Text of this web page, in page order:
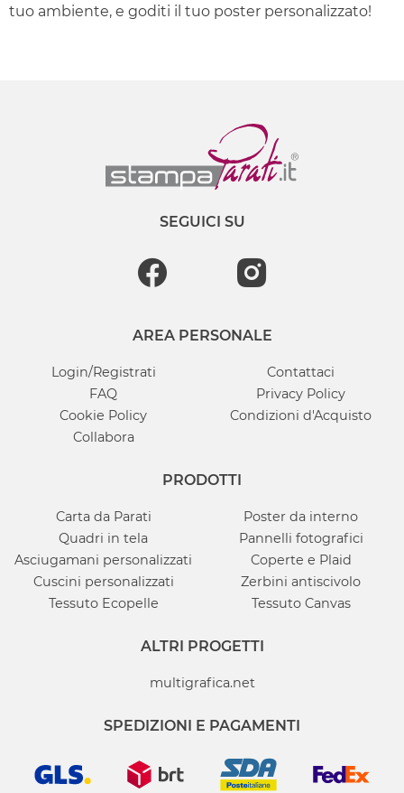
tuo ambiente, e goditi il tuo poster personalizzato!
SEGUICI SU
AREA PERSONALE
Login/Registrati
Contattaci
FAQ
Privacy Policy
Cookie Policy
Condizioni d'Acquisto
Collabora
PRODOTTI
Carta da Parati
Poster da interno
Quadri in tela
Pannelli fotografici
Asciugamani personalizzati
Coperte e Plaid
Cuscini personalizzati
Zerbini antiscivolo
Tessuto Ecopelle
Tessuto Canvas
ALTRI PROGETTI
multigrafica.net
SPEDIZIONI E PAGAMENTI